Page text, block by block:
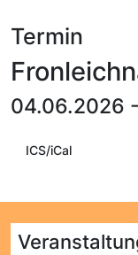
Termin
04.06.2026
ICS/iCal